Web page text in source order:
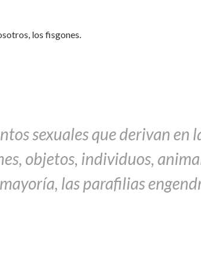
los fisgones.
sexuales que derivan en
objetos, individuos,
las parafilias